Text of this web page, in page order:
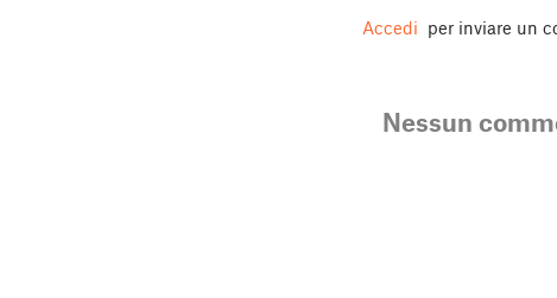
Accedi per inviare un
Nessun